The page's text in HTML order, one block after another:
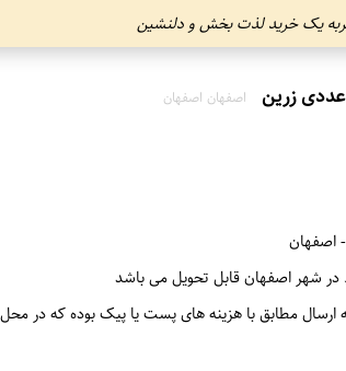
یک خرید لذت بخش و دلنشین
اصفهان اصفهان
-اصفهان
شهر اصفهان قابل تحویل می باشد
ارسال مطابق با هزینه های پست یا پیک بوده که در